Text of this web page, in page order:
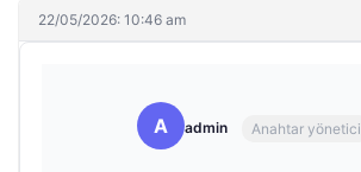
22/05/2026: 10:46 am
A admin Anahtar yönetici